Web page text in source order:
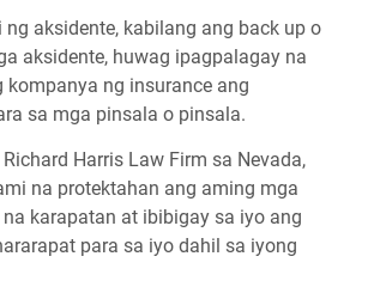
aksidente, kabilang ang back up o
aksidente, huwag ipagpalagay na
kompanya ng insurance ang
sa mga pinsala o pinsala.
Harris Law Firm sa Nevada,
na protektahan ang aming mga
karapatan at ibibigay sa iyo ang
para sa iyo dahil sa iyong